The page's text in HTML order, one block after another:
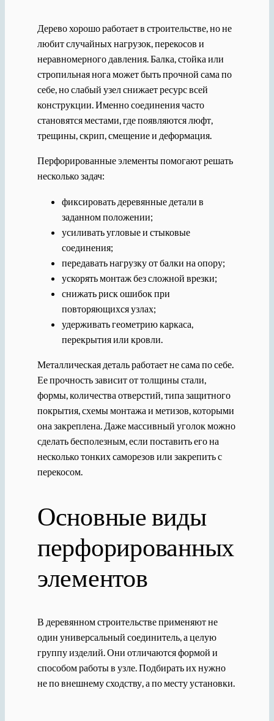
Дерево хорошо работает в строительстве, но не
любит случайных нагрузок, перекосов и
неравномерного давления. Балка, стойка или
стропильная нога может быть прочной сама по
себе, но слабый узел снижает ресурс всей
конструкции. Именно соединения часто
становятся местами, где появляются люфт,
трещины, скрип, смещение и деформация.
Перфорированные элементы помогают решать
несколько задач:
фиксировать деревянные детали в
заданном положении;
усиливать угловые и стыковые
соединения;
передавать нагрузку от балки на опору;
ускорять монтаж без сложной врезки;
снижать риск ошибок при
повторяющихся узлах;
удерживать геометрию каркаса,
перекрытия или кровли.
Металлическая деталь работает не сама по себе.
Ее прочность зависит от толщины стали,
формы, количества отверстий, типа защитного
покрытия, схемы монтажа и метизов, которыми
она закреплена. Даже массивный уголок можно
сделать бесполезным, если поставить его на
несколько тонких саморезов или закрепить с
перекосом.
Основные виды
перфорированных
элементов
В деревянном строительстве применяют не
один универсальный соединитель, а целую
группу изделий. Они отличаются формой и
способом работы в узле. Подбирать их нужно
не по внешнему сходству, а по месту установки.